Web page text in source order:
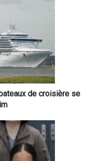
de croisière se